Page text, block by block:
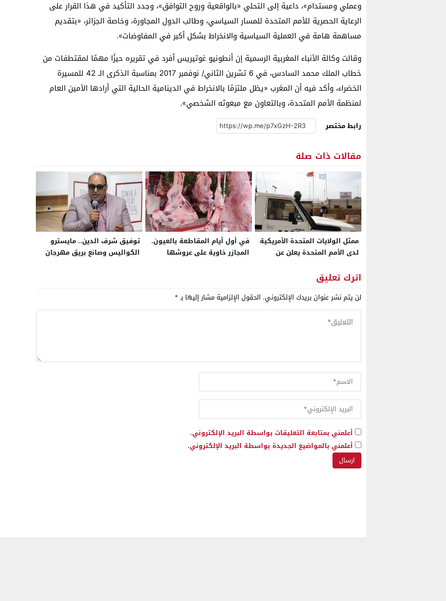
وعملي ومستدام»، داعية إلى التحلي «بالواقعية وروح التوافق»، وجدد التأكيد في هذا القرار على
الرعاية الحصرية للأمم المتحدة للمسار السياسي، وطالب الدول المجاورة، وخاصة الجزائر، «بتقديم
مساهمة هامة في العملية السياسية والانخراط بشكل أكبر في المفاوضات».
وقالت وكالة الأنباء المغربية الرسمية إن أنطونيو غوتيريس أفرد في تقريره حيزًا مهمًا لمقتطفات من
خطاب الملك محمد السادس، في 6 تشرين الثاني/ نوفمبر 2017 بمناسبة الذكرى الـ 42 للمسيرة
الخضراء، وأكد فيه أن المغرب «يظل ملتزمًا بالانخراط في الدينامية الحالية التي أرادها الأمين العام
لمنظمة الأمم المتحدة، وبالتعاون مع مبعوثه الشخصي».
رابط مختصر
مقالات ذات صلة
ممثل الولايات المتحدة الأمريكية
لدى الأمم المتحدة يعلن عن
“المينورسو” في الصحراء
في أول أيام المقاطعة بالعيون.
المجازر خاوية على عروشها
توفيق شرف الدين.. مايسترو
الكواليس وصانع بريق مهرجان
اترك تعليق
لن يتم نشر عنوان بريدك الإلكتروني. الحقول الإلزامية مشار إليها بـ*
أعلمني بمتابعة التعليقات بواسطة البريد الإلكتروني.
أعلمني بالمواضيع الجديدة بواسطة البريد الإلكتروني.